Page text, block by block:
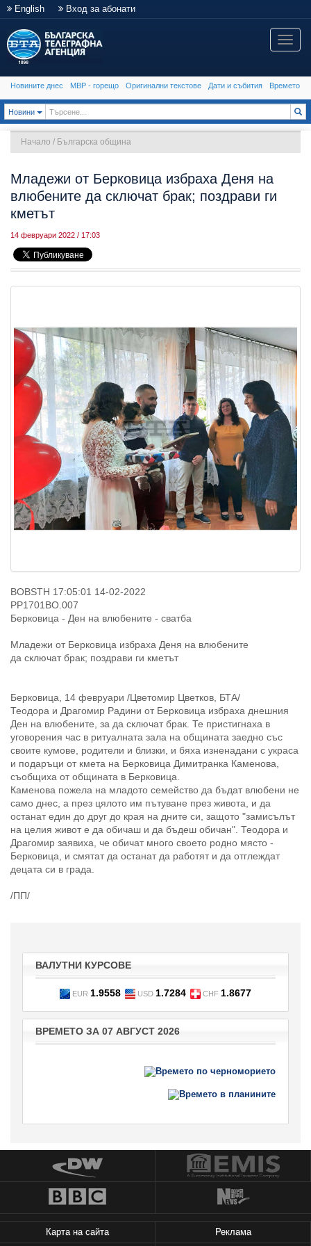
English Вход за абонати
Toggle
Новините днес МВР - горещо Оригинални текстове Дати и събития Времето
Новини Toggle Dropdown
Начало / Българска община
Младежи от Берковица избраха Деня на
влюбените да сключат брак; поздрави ги
кметът
14 февруари 2022 / 17:03
BOBSTH 17:05:01 14-02-2022
PP1701BO.007
Берковица - Ден на влюбените - сватба
Младежи от Берковица избраха Деня на влюбените
да сключат брак; поздрави ги кметът
Берковица, 14 февруари /Цветомир Цветков, БТА/
Теодора и Драгомир Радини от Берковица избраха днешния
Ден на влюбените, за да сключат брак. Те пристигнаха в
уговорения час в ритуалната зала на общината заедно със
своите кумове, родители и близки, и бяха изненадани с украса
и подаръци от кмета на Берковица Димитранка Каменова,
съобщиха от общината в Берковица.
Каменова пожела на младото семейство да бъдат влюбени не
само днес, а през цялото им пътуване през живота, и да
останат един до друг до края на дните си, защото "замисълът
на целия живот е да обичаш и да бъдеш обичан". Теодора и
Драгомир заявиха, че обичат много своето родно място -
Берковица, и смятат да останат да работят и да отглеждат
децата си в града.
/ПП/
ВАЛУТНИ КУРСОВЕ
EUR 1.9558 USD 1.7284 CHF 1.8677
ВРЕМЕТО ЗА 07 АВГУСТ 2026
Карта на сайта Реклама